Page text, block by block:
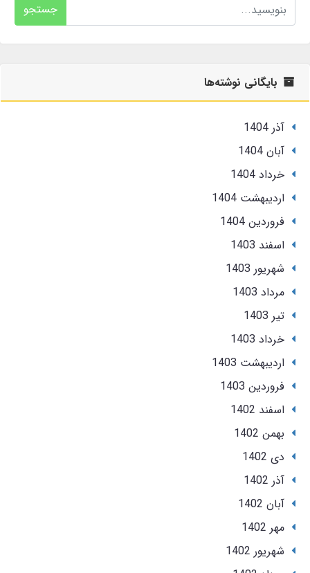
جستجو
بایگانی نوشته‌ها
آذر 1404
آبان 1404
خرداد 1404
ارديبهشت 1404
فروردین 1404
اسفند 1403
شهریور 1403
مرداد 1403
تير 1403
خرداد 1403
ارديبهشت 1403
فروردین 1403
اسفند 1402
بهمن 1402
دی 1402
آذر 1402
آبان 1402
مهر 1402
شهریور 1402